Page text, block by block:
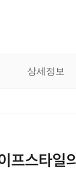
상세정보